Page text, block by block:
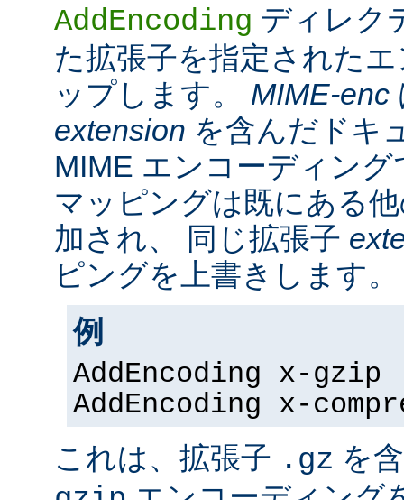
AddEncoding ディレク
た拡張子を指定された
ップします。 MIME-enc
extension を含んだドキ
MIME エンコーディン
マッピングは既にある
加され、 同じ拡張子
ピングを上書きします。
例
AddEncoding x-gzip
AddEncoding x-
これは、拡張子 .gz を